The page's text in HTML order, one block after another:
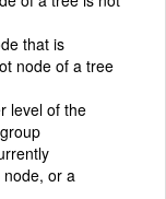
that is
node of a tree
level of the
or a